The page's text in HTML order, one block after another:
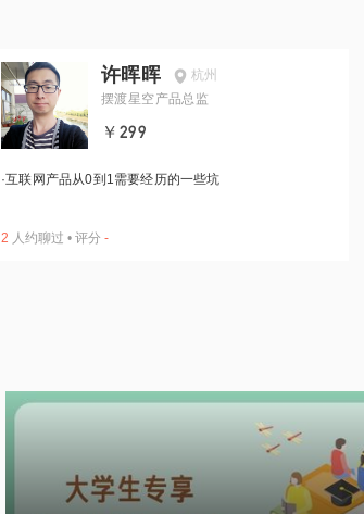
许晖晖
杭州
摆渡星空产品总监
￥299
·互联网产品从0到1需要经历的一些坑
2 人约聊过 • 评分 -